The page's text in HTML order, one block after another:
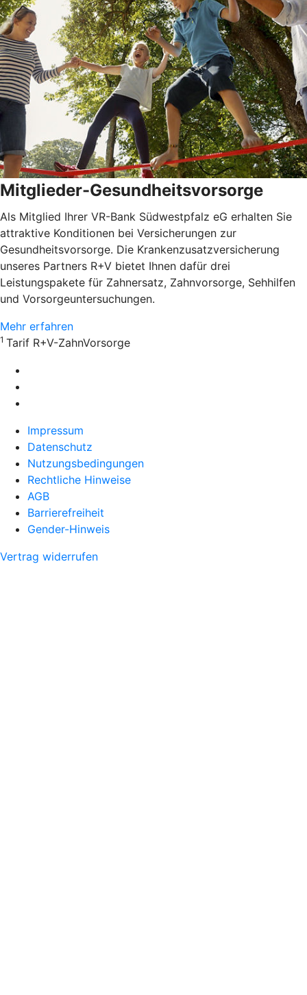
Mitglieder-Gesundheitsvorsorge
Als Mitglied Ihrer VR-Bank Südwestpfalz eG erhalten Sie
attraktive Konditionen bei Versicherungen zur
Gesundheitsvorsorge. Die Krankenzusatzversicherung
unseres Partners R+V bietet Ihnen dafür drei
Leistungspakete für Zahnersatz, Zahnvorsorge, Sehhilfen
und Vorsorgeuntersuchungen.
Mehr erfahren
1 Tarif R+V-ZahnVorsorge
Impressum
Datenschutz
Nutzungsbedingungen
Rechtliche Hinweise
AGB
Barrierefreiheit
Gender-Hinweis
Vertrag widerrufen